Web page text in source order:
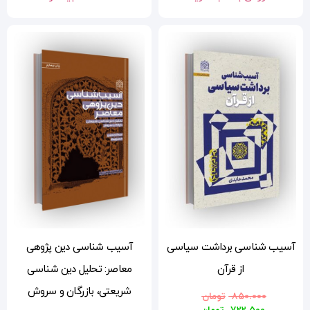
آسیب شناسی دین پژوهی
معاصر: تحلیل دین شناسی
شریعتی، بازرگان و سروش